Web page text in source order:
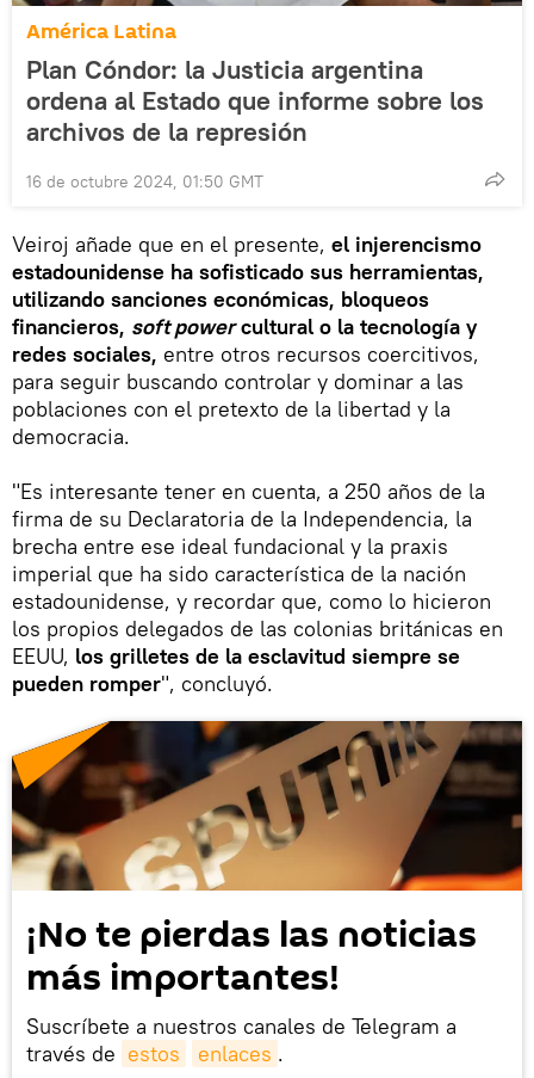
América Latina
Plan Cóndor: la Justicia argentina
ordena al Estado que informe sobre los
archivos de la represión
16 de octubre 2024, 01:50 GMT
Veiroj añade que en el presente, el injerencismo
estadounidense ha sofisticado sus herramientas,
utilizando sanciones económicas, bloqueos
financieros, soft powercultural o la tecnología y
redes sociales, entre otros recursos coercitivos,
para seguir buscando controlar y dominar a las
poblaciones con el pretexto de la libertad y la
democracia.
"Es interesante tener en cuenta, a 250 años de la
firma de su Declaratoria de la Independencia, la
brecha entre ese ideal fundacional y la praxis
imperial que ha sido característica de la nación
estadounidense, y recordar que, como lo hicieron
los propios delegados de las colonias británicas en
EEUU, los grilletes de la esclavitud siempre se
pueden romper", concluyó.
¡No te pierdas las noticias
más importantes!
Suscríbete a nuestros canales de Telegram a
través de estos enlaces .